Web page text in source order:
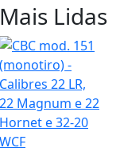
Mais Lidas